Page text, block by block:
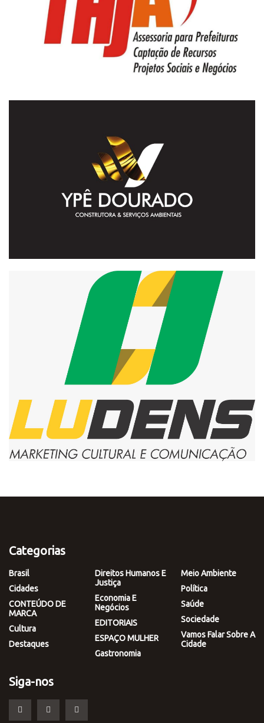
Categorias
Brasil
Cidades
CONTEÚDO DE
MARCA
Cultura
Destaques
Direitos Humanos E
Justiça
Economia E
Negócios
EDITORIAIS
ESPAÇO MULHER
Gastronomia
Meio Ambiente
Política
Saúde
Sociedade
Vamos Falar Sobre A
Cidade
Siga-nos